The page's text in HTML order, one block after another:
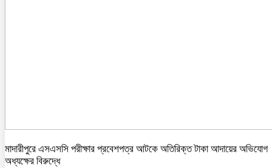
মাদারীপুরে এসএসসি পরীক্ষার প্রবেশপত্র আটকে অতিরিক্ত টাকা আদায়ের অভিযোগ
অধ্যক্ষের বিরুদ্ধে